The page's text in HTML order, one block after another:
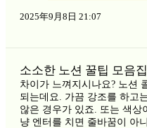
2025年9月8日 21:07
소소한 노션 꿀팁 모음
차이가 느껴지시나요? 노션
되는데요. 가끔 강조를 하고
않은 경우가 있죠. 또는 색상
냥 엔터를 치면 줄바꿈이 아